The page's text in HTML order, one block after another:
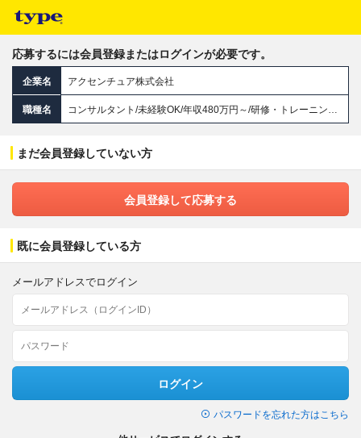
応募するには会員登録またはログインが必要です。
企業名 アクセンチュア株式会社
職種名 コンサルタント/未経験OK/年収480万円～/研修・トレーニング充実/フレックスタイム制
まだ会員登録していない方
会員登録して応募する
既に会員登録している方
メールアドレスでログイン
ログイン
パスワードを忘れた方はこちら